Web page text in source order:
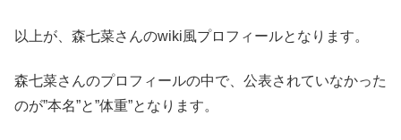
以上が、森七菜さんのwiki風プロフィールとなります。
森七菜さんのプロフィールの中で、公表されていなかった
のが”本名”と”体重”となります。